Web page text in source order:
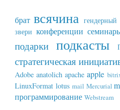
брат всячина гендерный
звери конференции
подарки подкасты
стратегическая
Adobe anatolich apache apple
LinuxFormat lotus mail Mercurial
программирование Webstream